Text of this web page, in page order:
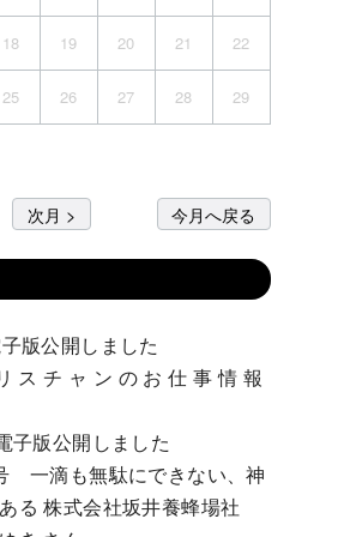
18 19 20 21 22
25 26 27 28 29
次月 > 今月へ戻る
版公開しました
ス チ ャ ン の お 仕 事 情 報
子版公開しました
一滴も無駄にできない、神
る 株式会社坂井養蜂場社